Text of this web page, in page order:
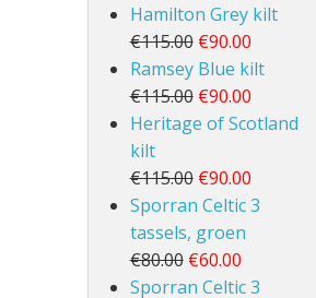
Hamilton Grey kilt
€115.00 €90.00
Ramsey Blue kilt
€115.00 €90.00
Heritage of Scotland
kilt
€115.00 €90.00
Sporran Celtic 3
tassels, groen
€80.00 €60.00
Sporran Celtic 3